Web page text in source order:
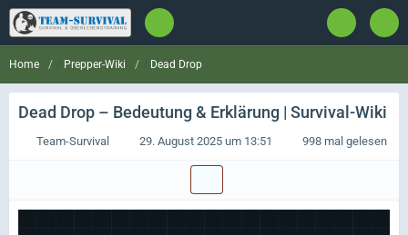
Home Prepper-Wiki Dead Drop
Dead Drop – Bedeutung & Erklärung | Survival-Wiki
Team-Survival 29. August 2025 um 13:51 998 mal gelesen